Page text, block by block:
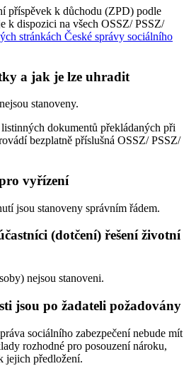
příspěvek k důchodu (ZPD) podle
k dispozici na všech OSSZ/ PSSZ/
stránkách České správy sociálního
a jak je lze uhradit
stanoveny.
dokumentů překládaných při
bezplatně příslušná OSSZ/ PSSZ/
vyřízení
jsou stanoveny správním řádem.
(dotčení) řešení životní
nejsou stanoveni.
jsou po žadateli požadovány
sociálního zabezpečení nebude mít
rozhodné pro posouzení nároku,
jejich předložení.